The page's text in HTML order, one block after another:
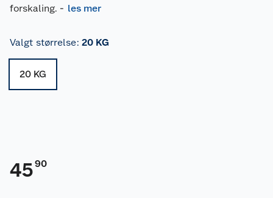
forskaling. - les mer
Valgt størrelse: 20 KG
20 KG
4590